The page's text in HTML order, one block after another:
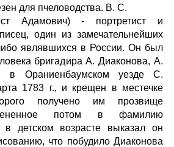
для пчеловодства. В. С.
Адамович) - портретист и
один из замечательнейших
являвшихся в России. Он был
бригадира А. Диаконова, А.
в Ораниенбаумском уезде С.
1783 г., и крещен в местечке
получено им прозвище
потом в фамилию
детском возрасте выказал он
что побудило Диаконова